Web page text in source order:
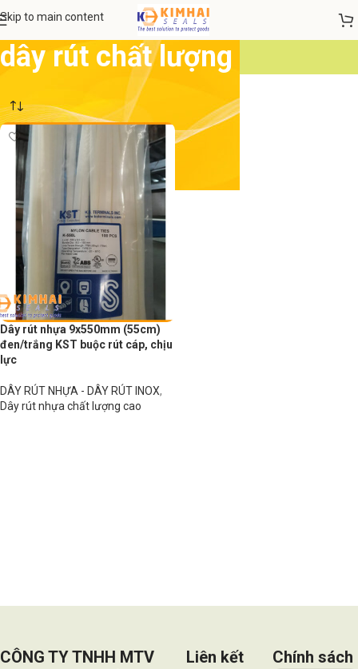
Skip to main content
dây rút chất lượng
Dây rút nhựa 9x550mm (55cm)
đen/trắng KST buộc rút cáp, chịu
lực
DÂY RÚT NHỰA - DÂY RÚT INOX,
Dây rút nhựa chất lượng cao
CÔNG TY TNHH MTV
Liên kết
Chính sách